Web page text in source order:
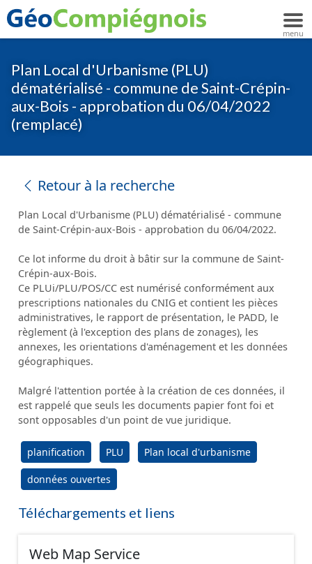
Plan Local d'Urbanisme (PLU)
dématérialisé - commune de Saint-Crépin-
aux-Bois - approbation du 06/04/2022
(remplacé)
Retour à la recherche
Plan Local d'Urbanisme (PLU) dématérialisé - commune
de Saint-Crépin-aux-Bois - approbation du 06/04/2022.
Ce lot informe du droit à bâtir sur la commune de Saint-
Crépin-aux-Bois.
Ce PLUi/PLU/POS/CC est numérisé conformément aux
prescriptions nationales du CNIG et contient les pièces
administratives, le rapport de présentation, le PADD, le
règlement (à l'exception des plans de zonages), les
annexes, les orientations d'aménagement et les données
géographiques.
Malgré l'attention portée à la création de ces données, il
est rappelé que seuls les documents papier font foi et
sont opposables d'un point de vue juridique.
planification PLU Plan local d'urbanisme
données ouvertes
Téléchargements et liens
Web Map Service